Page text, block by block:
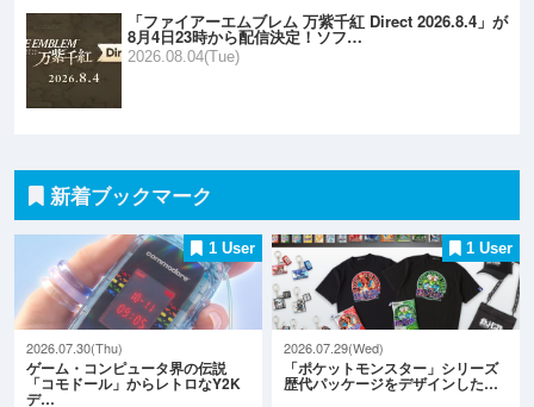
「ファイアーエムブレム 万紫千紅 Direct 2026.8.4」が
8月4日23時から配信決定！ソフ…
2026.08.04(Tue)
新着ブックマーク
1 User
2026.07.30(Thu)
ゲーム・コンピュータ界の伝説
「コモドール」からレトロなY2K
デ…
1 User
2026.07.29(Wed)
「ポケットモンスター」シリーズ
歴代パッケージをデザインした…